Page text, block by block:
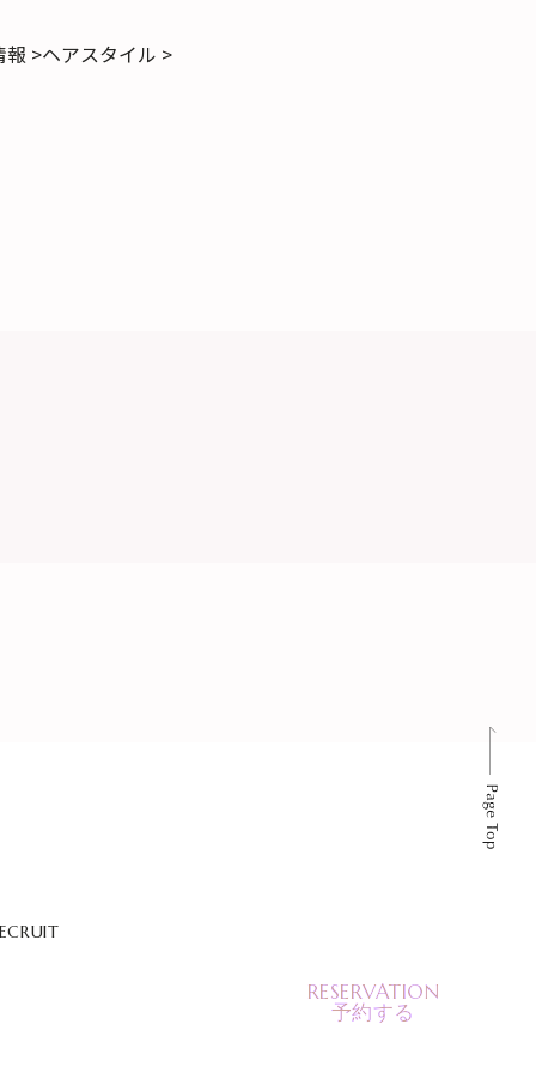
報 >ヘアスタイル >
RESERVATION
予約する